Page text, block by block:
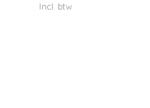
Incl. btw